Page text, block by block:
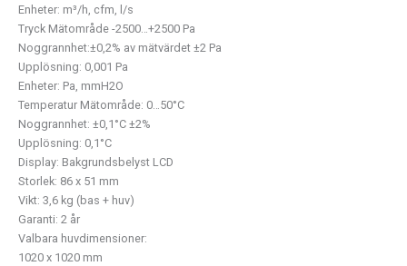
Enheter: m³/h, cfm, l/s
Tryck Mätområde -2500…+2500 Pa
Noggrannhet:±0,2% av mätvärdet ±2 Pa
Upplösning: 0,001 Pa
Enheter: Pa, mmH2O
Temperatur Mätområde: 0…50°C
Noggrannhet: ±0,1°C ±2%
Upplösning: 0,1°C
Display: Bakgrundsbelyst LCD
Storlek: 86 x 51 mm
Vikt: 3,6 kg (bas + huv)
Garanti: 2 år
Valbara huvdimensioner:
1020 x 1020 mm